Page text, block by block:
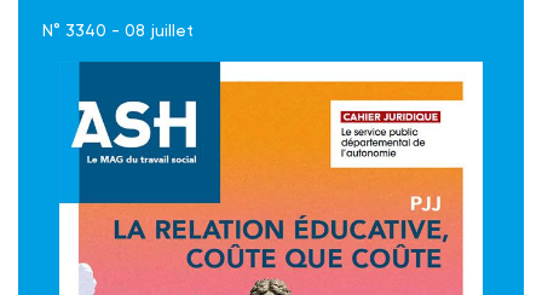
N° 3340 - 08 juillet